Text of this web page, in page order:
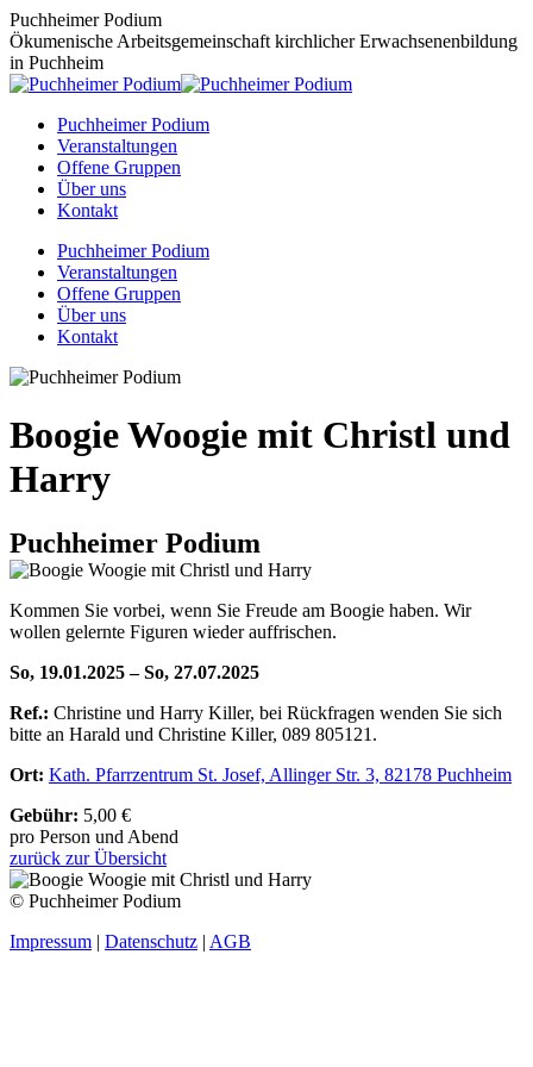
Zum
Inhalt
springen
Puchheimer Podium
Ökumenische Arbeitsgemeinschaft kirchlicher Erwachsenenbildung
in Puchheim
Puchheimer Podium
Veranstaltungen
Offene Gruppen
Über uns
Kontakt
Puchheimer Podium
Veranstaltungen
Offene Gruppen
Über uns
Kontakt
Boogie Woogie mit Christl und
Harry
Puchheimer Podium
Kommen Sie vorbei, wenn Sie Freude am Boogie haben. Wir
wollen gelernte Figuren wieder auffrischen.
So, 19.01.2025 – So, 27.07.2025
Ref.: Christine und Harry Killer, bei Rückfragen wenden Sie sich
bitte an Harald und Christine Killer, 089 805121.
Ort: Kath. Pfarrzentrum St. Josef, Allinger Str. 3, 82178 Puchheim
Gebühr: 5,00 €
pro Person und Abend
zurück zur Übersicht
© Puchheimer Podium
Impressum | Datenschutz | AGB